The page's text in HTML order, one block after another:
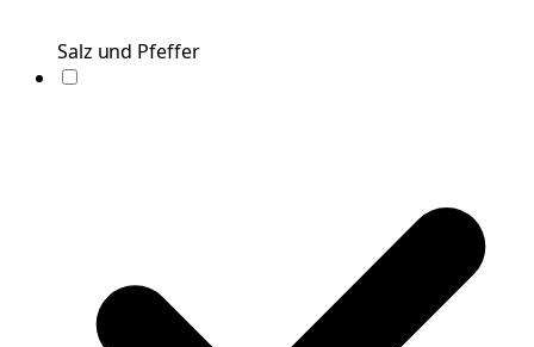
Salz und Pfeffer